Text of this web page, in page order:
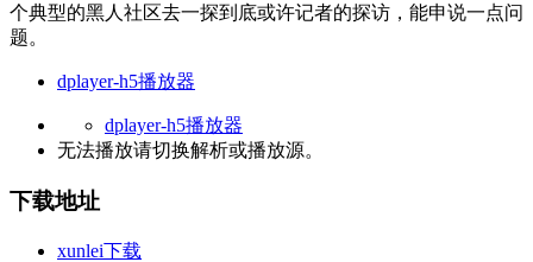
个典型的黑人社区去一探到底或许记者的探访，能申说一点问
题。
dplayer-h5播放器
dplayer-h5播放器
无法播放请切换解析或播放源。
下载地址
xunlei下载